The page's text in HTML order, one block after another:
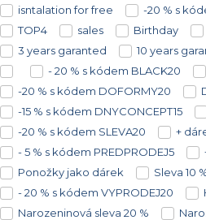
isntalation for free
-20 % s
TOP4
sales Birthday
3 years garanted
10 years
- 20 % s kódem BLACK20
-20 % s kódem DOFORMY20
-15 % s kódem DNYCONCEPT15
-20 % s kódem SLEVA20
+
- 5 % s kódem PREDPRODEJ5
Ponožky jako dárek
Sleva 10
- 20 % s kódem VYPRODEJ20
Narozeninová sleva 20 %